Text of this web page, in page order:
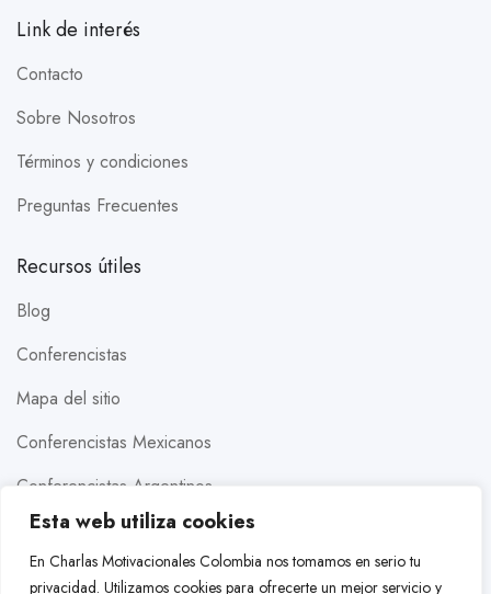
Esta web utiliza cookies
En Charlas Motivacionales Colombia nos tomamos en serio tu
privacidad. Utilizamos cookies para ofrecerte un mejor servicio y
Link de interés
Contacto
Sobre Nosotros
Términos y condiciones
Preguntas Frecuentes
Recursos útiles
Blog
Conferencistas
Mapa del sitio
Conferencistas Mexicanos
Conferencistas Argentinos
Conferencistas Estados Unidos
Conferencistas Brasileros